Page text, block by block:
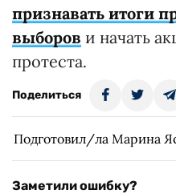
признавать итоги
выборов и начать
протеста.
Поделиться
Подготовил/ла Марина
Заметили ошибку?